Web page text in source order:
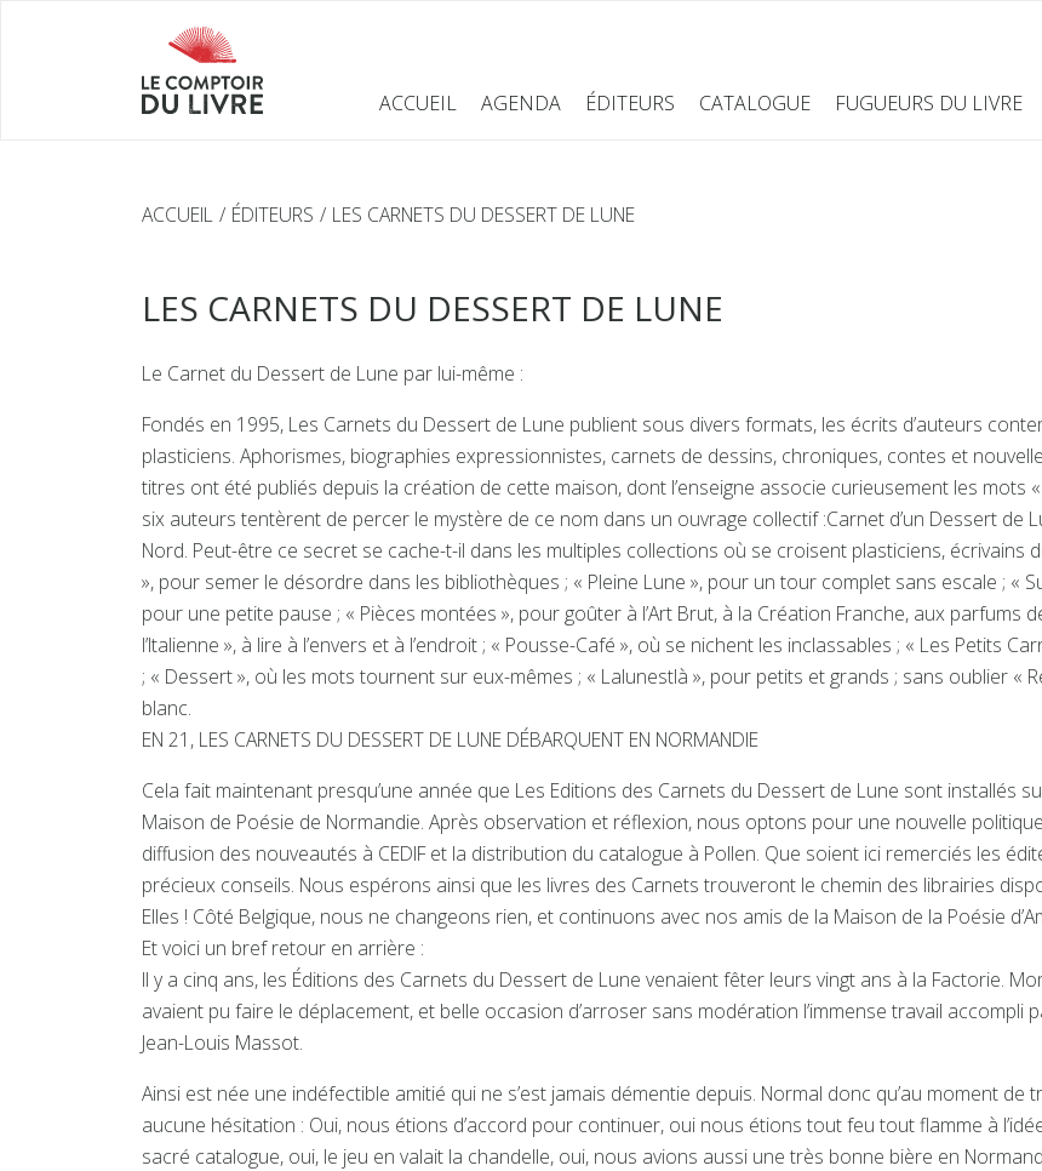
ACCUEIL AGENDA ÉDITEURS CATALOGUE FUGUEURS DU LIVRE
ACCUEIL ÉDITEURS LES CARNETS DU DESSERT DE LUNE
LES CARNETS DU DESSERT DE LUNE
Le Carnet du Dessert de Lune par lui-même :
Fondés en 1995, Les Carnets du Dessert de Lune publient sous divers formats, les écrits d’auteurs
plasticiens. Aphorismes, biographies expressionnistes, carnets de dessins, chroniques, contes et
titres ont été publiés depuis la création de cette maison, dont l’enseigne associe curieusement les mots
six auteurs tentèrent de percer le mystère de ce nom dans un ouvrage collectif :Carnet d’un Dessert de
Nord. Peut-être ce secret se cache-t-il dans les multiples collections où se croisent plasticiens, écrivains
», pour semer le désordre dans les bibliothèques ; « Pleine Lune », pour un tour complet sans escale ; «
pour une petite pause ; « Pièces montées », pour goûter à l’Art Brut, à la Création Franche, aux parfums
l’Italienne », à lire à l’envers et à l’endroit ; « Pousse-Café », où se nichent les inclassables ; « Les Petits
; « Dessert », où les mots tournent sur eux-mêmes ; « Lalunestlà », pour petits et grands ; sans oublier «
blanc.
EN 21, LES CARNETS DU DESSERT DE LUNE DÉBARQUENT EN NORMANDIE
Cela fait maintenant presqu’une année que Les Editions des Carnets du Dessert de Lune sont installés
Maison de Poésie de Normandie. Après observation et réflexion, nous optons pour une nouvelle
diffusion des nouveautés à CEDIF et la distribution du catalogue à Pollen. Que soient ici remerciés les
précieux conseils. Nous espérons ainsi que les livres des Carnets trouveront le chemin des librairies
Elles ! Côté Belgique, nous ne changeons rien, et continuons avec nos amis de la Maison de la Poésie
​Et voici un bref retour en arrière :
Il y a cinq ans, les Éditions des Carnets du Dessert de Lune venaient fêter leurs vingt ans à la Factorie.
avaient pu faire le déplacement, et belle occasion d’arroser sans modération l’immense travail
Jean-Louis Massot.
Ainsi est née une indéfectible amitié qui ne s’est jamais démentie depuis. Normal donc qu’au moment
aucune hésitation : Oui, nous étions d’accord pour continuer, oui nous étions tout feu tout flamme à
sacré catalogue, oui, le jeu en valait la chandelle, oui, nous avions aussi une très bonne bière en